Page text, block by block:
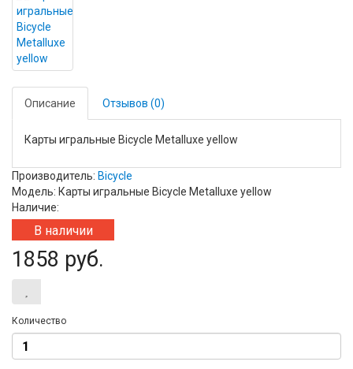
Описание Отзывов (0)
Карты игральные Bicycle Metalluxe yellow
Производитель: Bicycle
Модель: Карты игральные Bicycle Metalluxe yellow
Наличие:
В наличии
1858 руб.
Количество